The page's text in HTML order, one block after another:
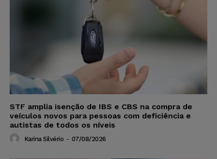
STF amplia isenção de IBS e CBS na compra de
veículos novos para pessoas com deficiência e
autistas de todos os níveis
Karina Silvério - 07/08/2026